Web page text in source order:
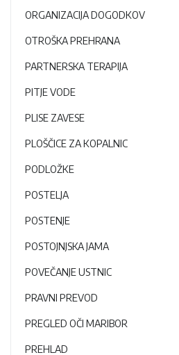
ORGANIZACIJA DOGODKOV
OTROŠKA PREHRANA
PARTNERSKA TERAPIJA
PITJE VODE
PLISE ZAVESE
PLOŠČICE ZA KOPALNIC
PODLOŽKE
POSTELJA
POSTENJE
POSTOJNJSKA JAMA
POVEČANJE USTNIC
PRAVNI PREVOD
PREGLED OČI MARIBOR
PREHLAD